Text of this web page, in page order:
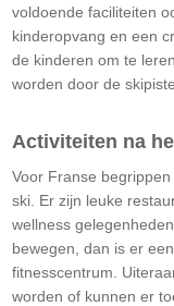
voldoende faciliteiten
kinderopvang en een
de kinderen om te
worden door de
Activiteiten na
Voor Franse
ski. Er zijn leuke
wellness
bewegen, dan is er
fitnesscentrum.
worden of kunnen er